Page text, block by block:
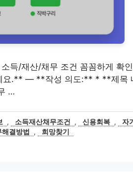
득/재산/채무 조건 꼼꼼하게 확
요.** — **작성 의도:** * **제목
…
, 소득재산채무조건 , 신용회복 , 자
해결방법 , 희망찾기